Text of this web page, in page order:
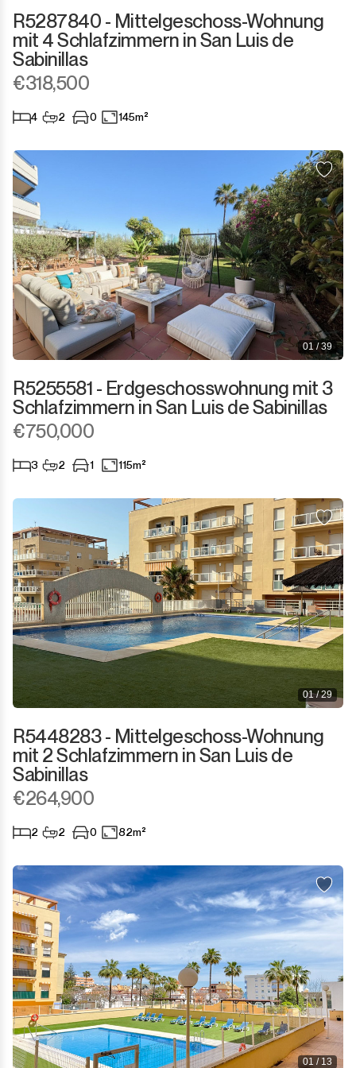
San Luis de Sabinillas
San Martín de Tesorillo
San Pedro de Alcántara
Sotogrande
Sotogrande Alto
Sotogrande Costa
Sotogrande Marina
Sotogrande Puerto
Torreguadiaro
Valle Romano
Castellar de la Frontera
Jimena de la Frontera
Tarifa
Anderes
R5287840 - Mittelgeschoss-Wohnung
mit 4 Schlafzimmern in San Luis de
Sabinillas
€318,500
4 2 0 145m²
01 / 39
R5255581 - Erdgeschosswohnung mit 3
Schlafzimmern in San Luis de Sabinillas
€750,000
3 2 1 115m²
01 / 29
R5448283 - Mittelgeschoss-Wohnung
mit 2 Schlafzimmern in San Luis de
Sabinillas
€264,900
2 2 0 82m²
01 / 13